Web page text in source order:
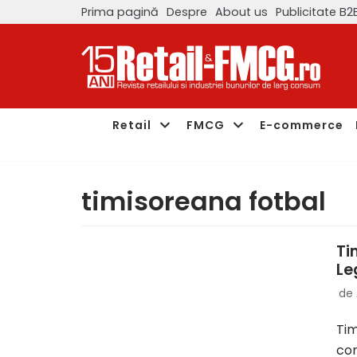
Prima pagină Despre About us Publicitate
Retail FMCG E-commerce
timisoreana fotbal
de